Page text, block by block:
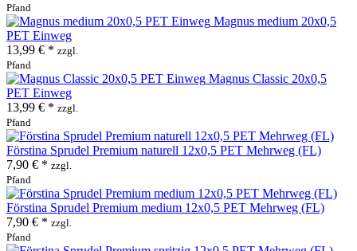
Pfand
Magnus medium 20x0,5
PET Einweg
13,99 € * zzgl.
Pfand
Magnus Classic 20x0,5
PET Einweg
13,99 € * zzgl.
Pfand
Förstina Sprudel Premium naturell 12x0,5 PET Mehrweg (FL)
7,90 € * zzgl.
Pfand
Förstina Sprudel Premium medium 12x0,5 PET Mehrweg (FL)
7,90 € * zzgl.
Pfand